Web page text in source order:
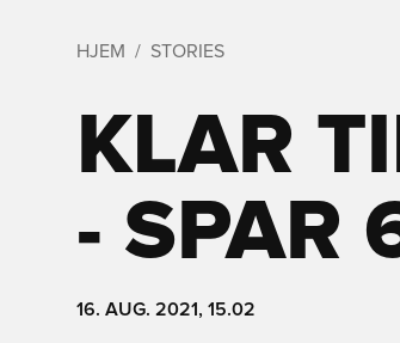
HJEM STORIES
KLAR
- SPAR
16. AUG. 2021, 15.02